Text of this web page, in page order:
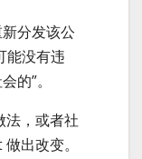
分发该公
能没有违
的”。
法，或者社
出改变。